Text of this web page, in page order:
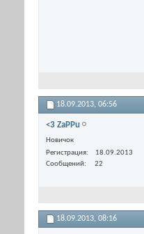
18.09.2013, 06:56
<3 ZaPPu
Новичок
Регистрация
18.09.2013
Сообщений
22
18.09.2013, 08:16